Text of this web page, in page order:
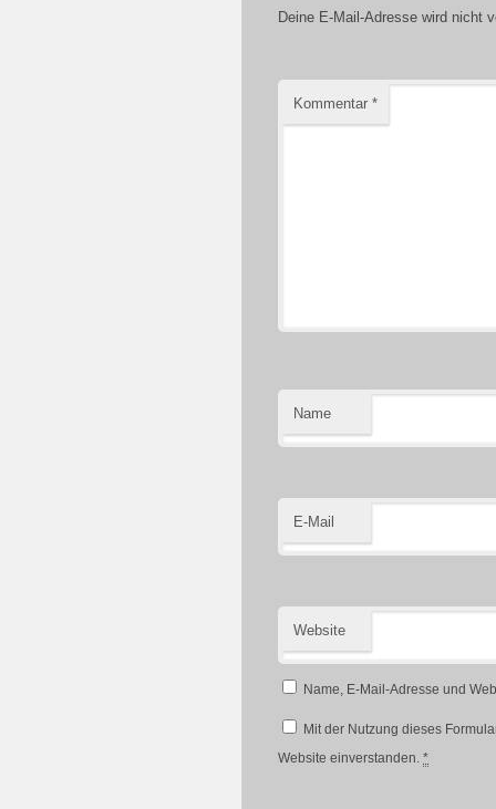
Deine E-Mail-Adresse wird nicht
Kommentar *
Name
E-Mail
Website
Name, E-Mail-Adresse und
Mit der Nutzung dieses
Website einverstanden. *